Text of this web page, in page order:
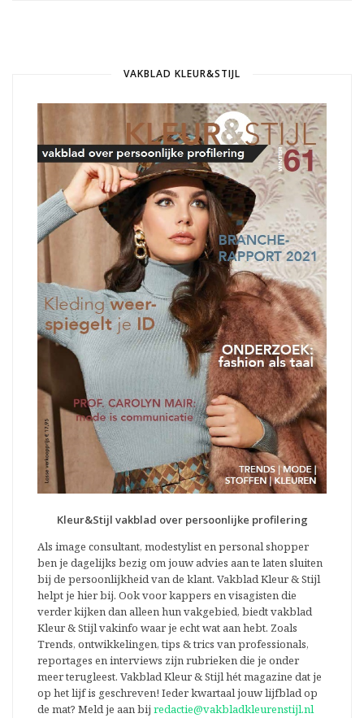
VAKBLAD KLEUR&STIJL
Kleur&Stijl vakblad over persoonlijke profilering
Als image consultant, modestylist en personal shopper
ben je dagelijks bezig om jouw advies aan te laten sluiten
bij de persoonlijkheid van de klant. Vakblad Kleur & Stijl
helpt je hier bij. Ook voor kappers en visagisten die
verder kijken dan alleen hun vakgebied, biedt vakblad
Kleur & Stijl vakinfo waar je echt wat aan hebt. Zoals
Trends, ontwikkelingen, tips & trics van professionals,
reportages en interviews zijn rubrieken die je onder
meer terugleest. Vakblad Kleur & Stijl hét magazine dat je
op het lijf is geschreven! Ieder kwartaal jouw lijfblad op
de mat? Meld je aan bij redactie@vakbladkleurenstijl.nl